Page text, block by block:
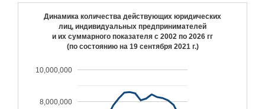
Динамика количества действующих юридических
лиц, индивидуальных предпринимателей
и их суммарного показателя с 2002 по 2026 гг
(по состоянию на 19 сентября 2021 г.)
8,000,000
10,000,000